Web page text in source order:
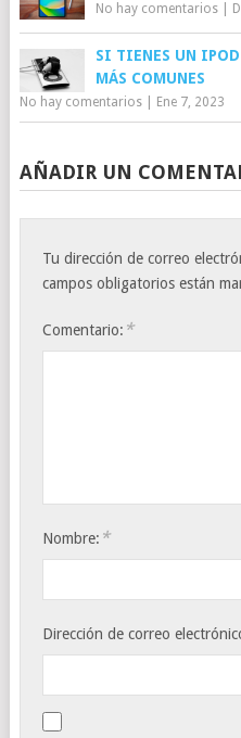
No hay comentarios|
SI TIENES UN IPOD
MÁS COMUNES
No hay comentarios| Ene 7, 2023
AÑADIR UN
Tu dirección de correo
campos obligatorios están
Comentario: *
Nombre: *
Dirección de correo